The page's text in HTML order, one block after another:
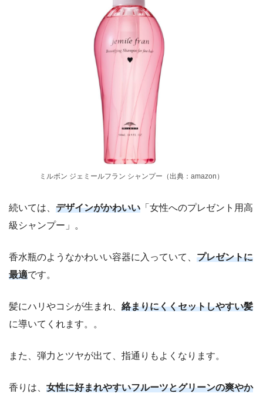
ミルボン ジェミールフラン シャンプー（出典：amazon）
続いては、 デザインがかわいい 「女性へのプレゼント用高
級シャンプー」。
香水瓶のようなかわいい容器に入っていて、 プレゼントに
最適です。
髪にハリやコシが生まれ、 絡まりにくくセットしやすい髪
に導いてくれます。。
また、弾力とツヤが出て、指通りもよくなります。
香りは、 女性に好まれやすいフルーツとグリーンの爽やか